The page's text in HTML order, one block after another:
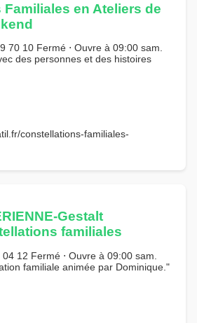
en Ateliers de
70 10 Fermé ⋅ Ouvre à 09:00 sam.
des personnes et des histoires
constellations-familiales-
Gestalt
familiales
12 Fermé ⋅ Ouvre à 09:00 sam.
familiale animée par Dominique."